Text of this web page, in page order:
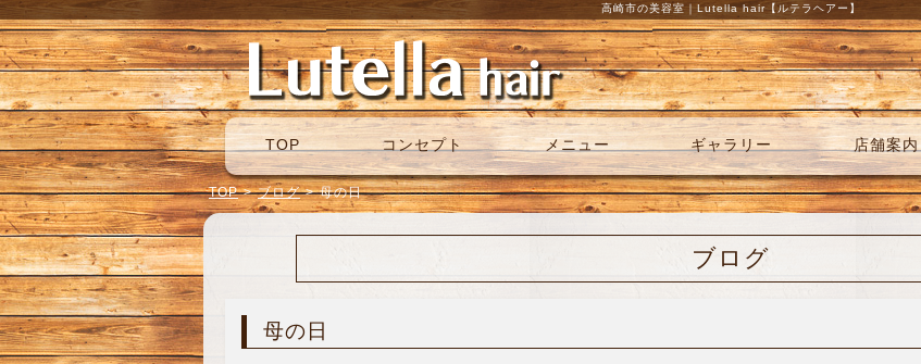
高崎市の美容室｜Lutella hair【ルテラヘアー】
TOP コンセプト メニュー ギャラリー 店舗案内
TOP > ブログ > 母の日
ブログ
母の日